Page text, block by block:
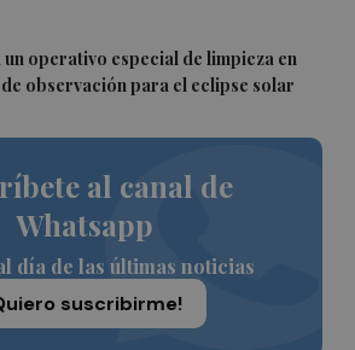
operativo especial de limpieza en
observación para el eclipse solar
al canal de
Whatsapp
día de las últimas noticias
suscribirme!